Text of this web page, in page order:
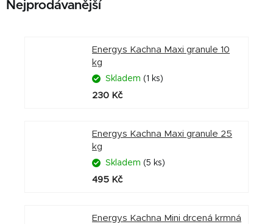
Nejprodávanější
Energys Kachna Maxi granule 10
kg
Skladem (1 ks)
230 Kč
Energys Kachna Maxi granule 25
kg
Skladem (5 ks)
495 Kč
Energys Kachna Mini drcená krmná